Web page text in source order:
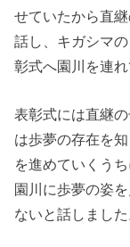
せていたから直
話し、キガシマ
彰式へ園川を連れ
表彰式には直継
は歩夢の存在を
を進めていくう
園川に歩夢の姿
ないと話しました